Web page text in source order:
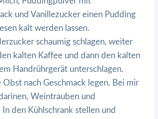
und Vanillezucker einen Pudding
kalt werden lassen.
schaumig schlagen, weiter
kalten Kaffee und dann den kalten
Handrührgerät unterschlagen.
nach Geschmack legen. Bei mir
Weintrauben und
In den Kühlschrank stellen und